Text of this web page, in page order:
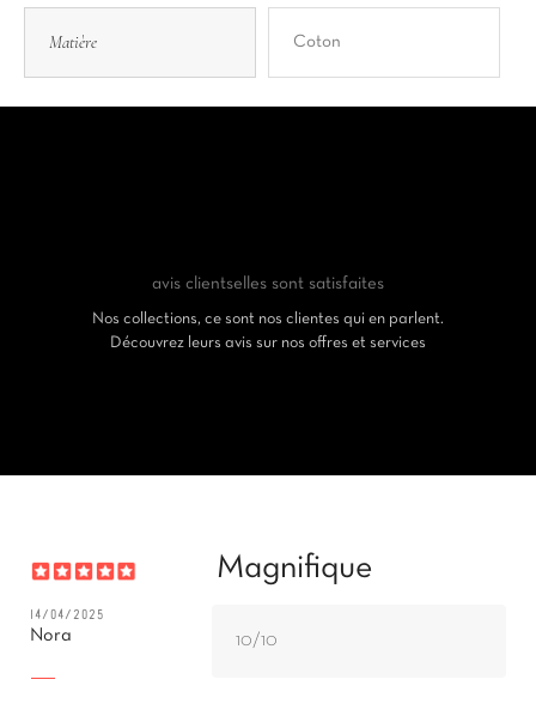
Matière Coton
avis clientselles sont satisfaites
Nos collections, ce sont nos clientes qui en parlent.
Découvrez leurs avis sur nos offres et services
Magnifique
14/04/2025
Nora 10/10